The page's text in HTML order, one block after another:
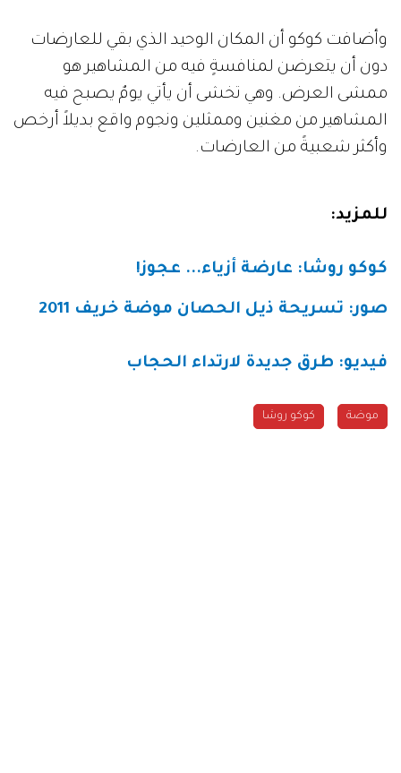
وأضافت كوكو أن المكان الوحيد الذي بقي للعارضات
دون أن يتعرضن لمنافسةٍ فيه من المشاهير هو
ممشى العرض. وهي تخشى أن يأتي يومٌ يصبح فيه
المشاهير من مغنين وممثلين ونجوم واقع بديلاً أرخص
وأكثر شعبيةً من العارضات.
للمزيد:
كوكو روشا: عارضة أزياء... عجوز!
صور: تسريحة ذيل الحصان موضة خريف 2011
فيديو: طرق جديدة لارتداء الحجاب
موضة كوكو روشا